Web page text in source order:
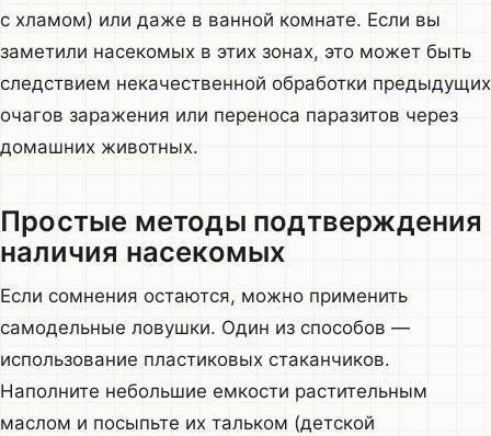
с хламом) или даже в ванной комнате. Если вы
заметили насекомых в этих зонах, это может быть
следствием некачественной обработки предыдущих
очагов заражения или переноса паразитов через
домашних животных.
Простые методы подтверждения
наличия насекомых
Если сомнения остаются, можно применить
самодельные ловушки. Один из способов —
использование пластиковых стаканчиков.
Наполните небольшие емкости растительным
маслом и посыпьте их тальком (детской